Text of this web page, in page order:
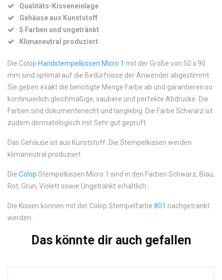
Qualitäts-Kisseneinlage
Gehäuse aus Kunststoff
5 Farben und ungetränkt
Klimaneutral produziert
Die Colop Handstempelkissen Micro 1 mit der Größe von 50 x 90
mm sind optimal auf die Bedürfnisse der Anwender abgestimmt.
Sie geben exakt die benötigte Menge Farbe ab und garantieren so
kontinuierlich gleichmäßige, saubere und perfekte Abdrucke. Die
Farben sind dokumentenecht und langlebig. Die Farbe Schwarz ist
zudem dermatologisch mit Sehr gut geprüft.
Das Gehäuse ist aus Kunststoff. Die Stempelkissen werden
klimaneutral produziert.
Die Colop Stempelkissen Micro 1 sind in den Farben Schwarz, Blau,
Rot, Grün, Violett sowie Ungetränkt erhältlich.
Die Kissen können mit der Colop Stempelfarbe 801 nachgetränkt
werden.
Das könnte dir auch gefallen